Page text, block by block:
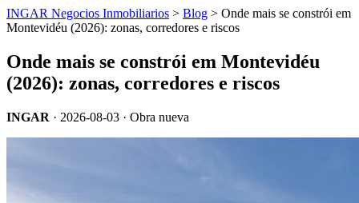
INGAR Negocios Inmobiliarios > Blog > Onde mais se constrói em
Montevidéu (2026): zonas, corredores e riscos
Onde mais se constrói em Montevidéu
(2026): zonas, corredores e riscos
INGAR · 2026-08-03 · Obra nueva